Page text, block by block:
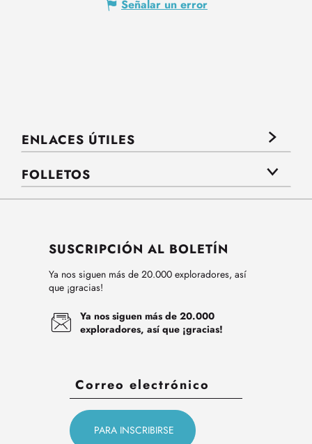
Señalar un error
ENLACES ÚTILES
FOLLETOS
SUSCRIPCIÓN AL BOLETÍN
Ya nos siguen más de 20.000 exploradores, así
que ¡gracias!
Ya nos siguen más de 20.000
exploradores, así que ¡gracias!